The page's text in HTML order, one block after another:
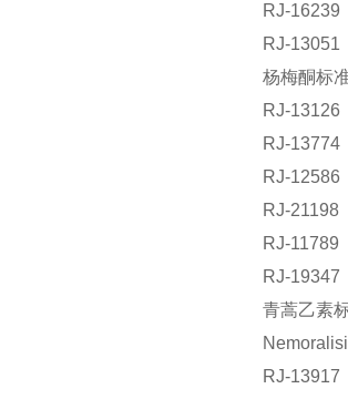
RJ-
RJ-
杨梅酮标
RJ-
RJ-
RJ-
RJ-
RJ-
RJ-
青蒿乙素
RJ-